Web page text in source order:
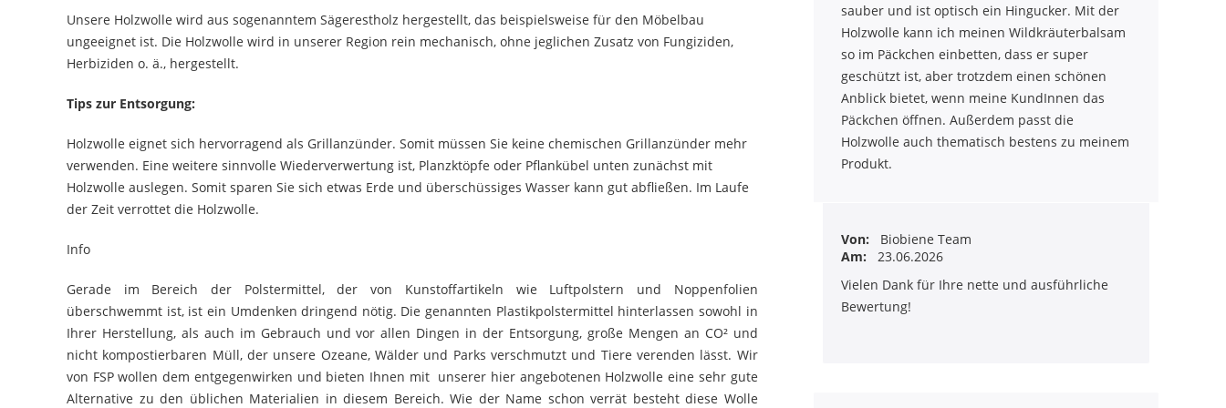
Unsere Holzwolle wird aus sogenanntem Sägerestholz hergestellt, das beispielsweise für den Möbelbau
ungeeignet ist. Die Holzwolle wird in unserer Region rein mechanisch, ohne jeglichen Zusatz von Fungiziden,
Herbiziden o. ä., hergestellt.
Tips zur Entsorgung:
Holzwolle eignet sich hervorragend als Grillanzünder. Somit müssen Sie keine chemischen Grillanzünder mehr
verwenden. Eine weitere sinnvolle Wiederverwertung ist, Planzktöpfe oder Pflankübel unten zunächst mit
Holzwolle auslegen. Somit sparen Sie sich etwas Erde und überschüssiges Wasser kann gut abfließen. Im Laufe
der Zeit verrottet die Holzwolle.
Info
Gerade im Bereich der Polstermittel, der von Kunstoffartikeln wie Luftpolstern und Noppenfolien
überschwemmt ist, ist ein Umdenken dringend nötig. Die genannten Plastikpolstermittel hinterlassen sowohl in
Ihrer Herstellung, als auch im Gebrauch und vor allen Dingen in der Entsorgung, große Mengen an CO² und
nicht kompostierbaren Müll, der unsere Ozeane, Wälder und Parks verschmutzt und Tiere verenden lässt. Wir
von FSP wollen dem entgegenwirken und bieten Ihnen mit unserer hier angebotenen Holzwolle eine sehr gute
Alternative zu den üblichen Materialien in diesem Bereich. Wie der Name schon verrät besteht diese Wolle
sauber und ist optisch ein Hingucker. Mit der
Holzwolle kann ich meinen Wildkräuterbalsam
so im Päckchen einbetten, dass er super
geschützt ist, aber trotzdem einen schönen
Anblick bietet, wenn meine KundInnen das
Päckchen öffnen. Außerdem passt die
Holzwolle auch thematisch bestens zu meinem
Produkt.
Von:
Biobiene Team
Am:
23.06.2026
Vielen Dank für Ihre nette und ausführliche
Bewertung!